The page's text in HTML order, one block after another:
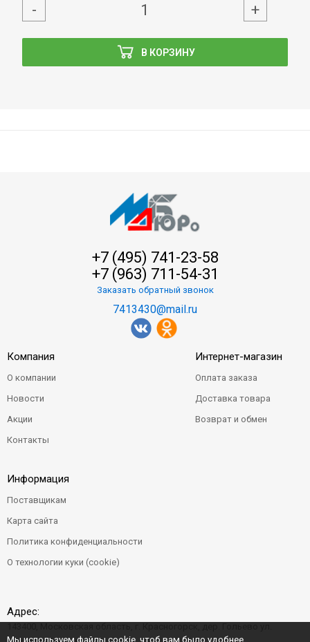
В КОРЗИНУ
- +
+7 (495) 741-23-58
+7 (963) 711-54-31
Заказать обратный звонок
7413430@mail.ru
Компания
О компании
Новости
Акции
Контакты
Интернет-магазин
Оплата заказа
Доставка товара
Возврат и обмен
Информация
Поставщикам
Карта сайта
Политика конфиденциальности
О технологии куки (cookie)
Адрес:
Мы используем файлы cookie, чтоб вам было удобнее